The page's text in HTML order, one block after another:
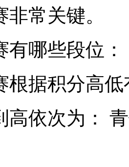
常关键。
哪些段位：
据积分高低
依次为： 青